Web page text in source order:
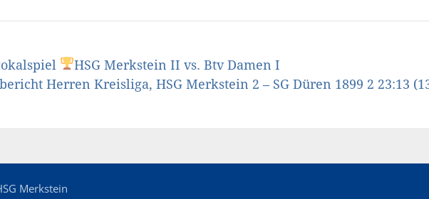
HSG Merkstein II vs. Btv Damen I
Herren Kreisliga, HSG Merkstein 2 – SG Düren 1899 2 23:13
Merkstein